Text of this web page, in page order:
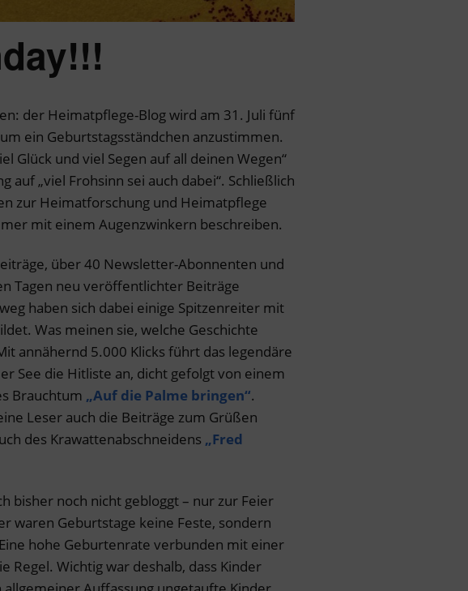
der Heimatpflege-Blog wird am 31. Juli fünf
ein Geburtstagsständchen anzustimmen.
Glück und viel Segen auf all deinen Wegen“
auf „viel Frohsinn sei auch dabei“. Schließlich
zur Heimatforschung und Heimatpflege
mit einem Augenzwinkern beschreiben.
über 40 Newsletter-Abonnenten und
Tagen neu veröffentlichter Beiträge
haben sich dabei einige Spitzenreiter mit
Was meinen sie, welche Geschichte
annähernd 5.000 Klicks führt das legendäre
See die Hitliste an, dicht gefolgt von einem
Brauchtum „Auf die Palme bringen“.
Leser auch die Beiträge zum Grüßen
des Krawattenabschneidens „Fred
bisher noch nicht gebloggt – nur zur Feier
waren Geburtstage keine Feste, sondern
hohe Geburtenrate verbunden mit einer
Regel. Wichtig war deshalb, dass Kinder